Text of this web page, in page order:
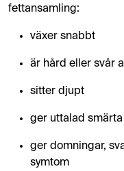
fettansamling:
växer snabbt
är hård eller svår
sitter djupt
ger uttalad smärta
ger domningar,
symtom